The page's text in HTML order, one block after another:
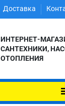
Доставка
ИНТЕРНЕТ-
САНТЕХНИКИ,
ОТОПЛЕНИЯ